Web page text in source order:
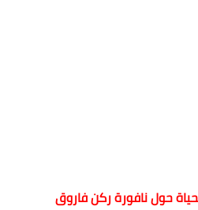
حول نافورة ركن فاروق